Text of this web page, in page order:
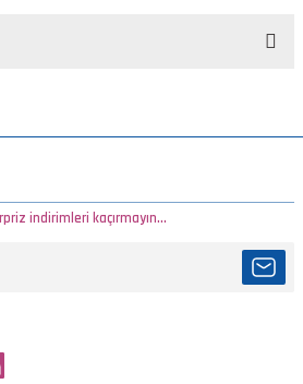
veya görüntülenemiyor.
bilgiler bulunuyor.
daha pahalı.
alternatifler olmalı.
indirimleri kaçırmayın...